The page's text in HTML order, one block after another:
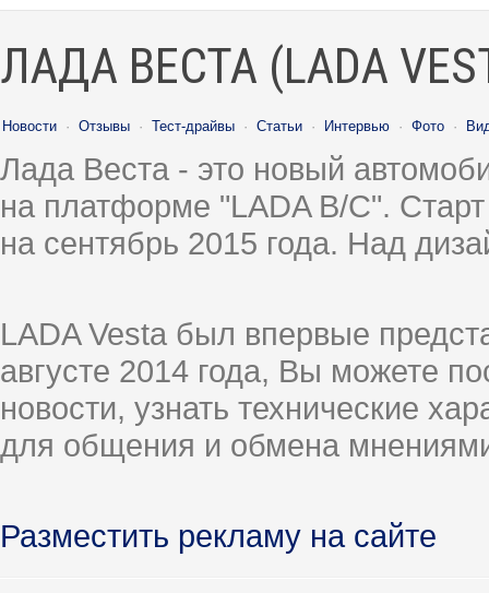
ЛАДА ВЕСТА (LADA
Новости · Отзывы · Тест-драйвы · Статьи · Интервью · Фото ·
Лада Веста - это новый
на платформе "LADA B/C".
на сентябрь 2015 года. Над
LADA Vesta был впервые
августе 2014 года, Вы можете
новости, узнать технические
для общения и обмена
Разместить рекламу на сайте